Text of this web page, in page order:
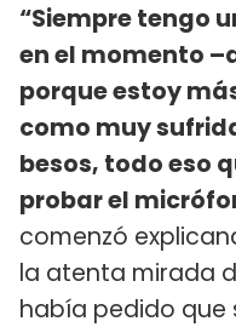
“Siempre tengo
en el momento
porque estoy
como muy
besos, todo eso
probar el
comenzó
la atenta mirada
había pedido que